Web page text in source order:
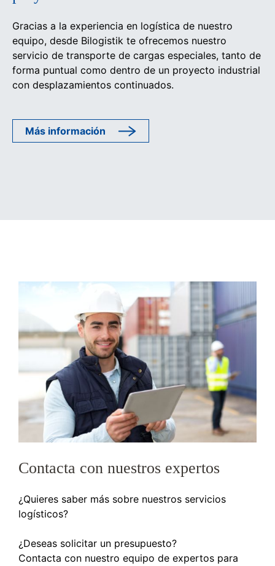
Gracias a la experiencia en logística de nuestro
equipo, desde Bilogistik te ofrecemos nuestro
servicio de transporte de cargas especiales, tanto de
forma puntual como dentro de un proyecto industrial
con desplazamientos continuados.
Más información
Contacta con nuestros expertos
¿Quieres saber más sobre nuestros servicios
logísticos?
¿Deseas solicitar un presupuesto?
Contacta con nuestro equipo de expertos para